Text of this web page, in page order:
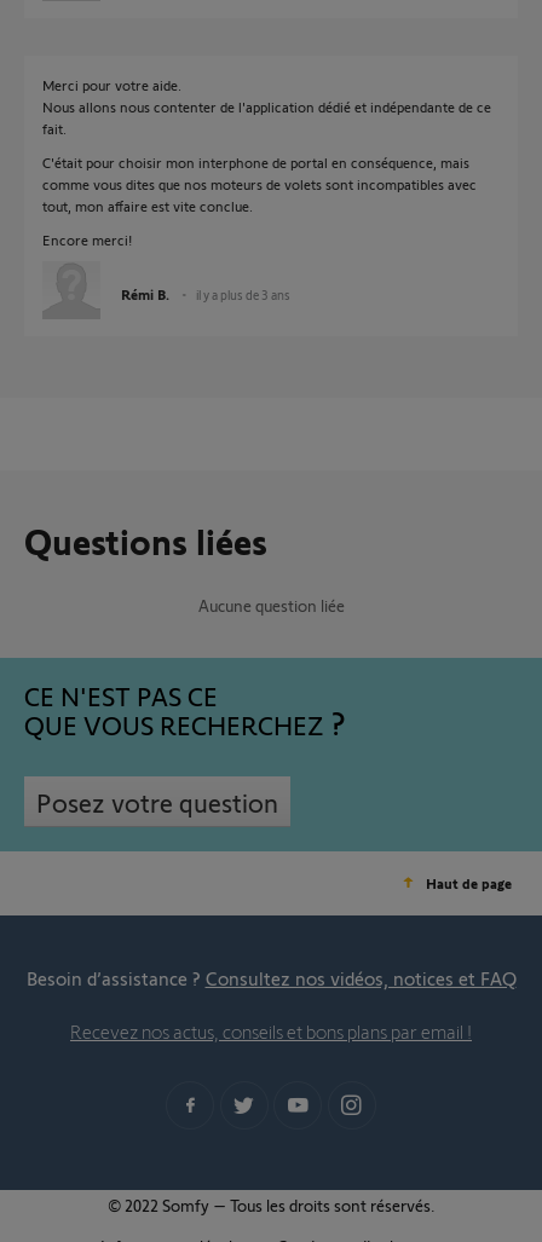
Merci pour votre aide.
Nous allons nous contenter de l'application dédié et indépendante de ce
fait.
C'était pour choisir mon interphone de portal en conséquence, mais
comme vous dites que nos moteurs de volets sont incompatibles avec
tout, mon affaire est vite conclue.
Encore merci!
Rémi B. il y a plus de 3 ans
Questions liées
Aucune question liée
CE N'EST PAS CE
QUE VOUS RECHERCHEZ
Posez votre question
Haut de page
Besoin d’assistance ? Consultez nos vidéos, notices et FAQ
Recevez nos actus, conseils et bons plans par email !
© 2022 Somfy – Tous les droits sont réservés.